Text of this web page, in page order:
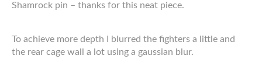
Shamrock pin – thanks for this neat piece.
To achieve more depth I blurred the fighters a little and
the rear cage wall a lot using a gaussian blur.